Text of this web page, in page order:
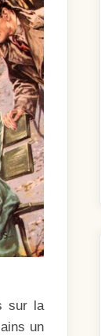
sur la
un